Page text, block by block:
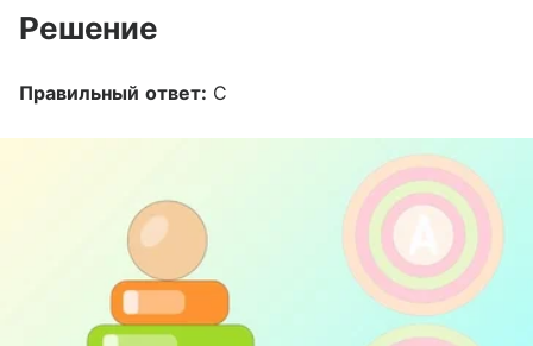
Решение
Правильный ответ: С